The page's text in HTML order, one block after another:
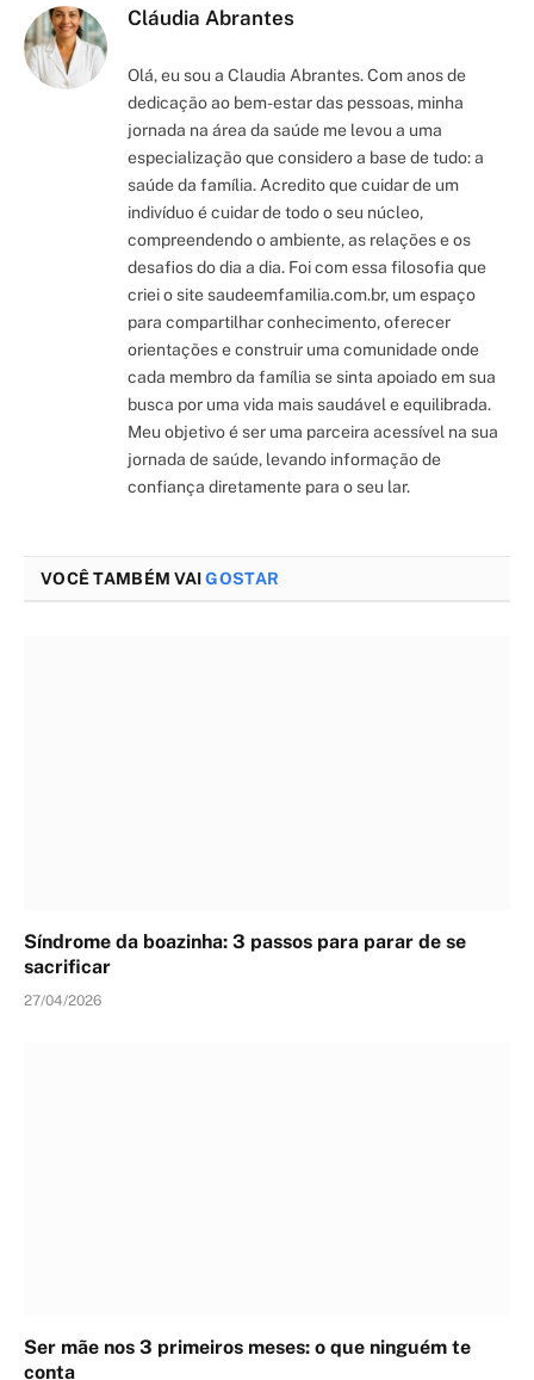
Cláudia Abrantes
Olá, eu sou a Claudia Abrantes. Com anos de
dedicação ao bem-estar das pessoas, minha
jornada na área da saúde me levou a uma
especialização que considero a base de tudo: a
saúde da família. Acredito que cuidar de um
indivíduo é cuidar de todo o seu núcleo,
compreendendo o ambiente, as relações e os
desafios do dia a dia. Foi com essa filosofia que
criei o site saudeemfamilia.com.br, um espaço
para compartilhar conhecimento, oferecer
orientações e construir uma comunidade onde
cada membro da família se sinta apoiado em sua
busca por uma vida mais saudável e equilibrada.
Meu objetivo é ser uma parceira acessível na sua
jornada de saúde, levando informação de
confiança diretamente para o seu lar.
VOCÊ TAMBÉM VAIGOSTAR
Síndrome da boazinha: 3 passos para parar de se
sacrificar
27/04/2026
Ser mãe nos 3 primeiros meses: o que ninguém te
conta